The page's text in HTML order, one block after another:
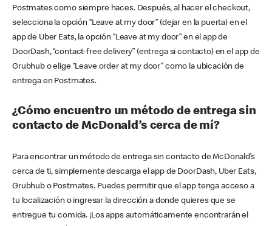
Postmates como siempre haces. Después, al hacer el checkout,
selecciona la opción “Leave at my door” (dejar en la puerta) en el
app de Uber Eats, la opción “Leave at my door” en el app de
DoorDash, “contact-free delivery” (entrega si contacto) en el app de
Grubhub o elige “Leave order at my door” como la ubicación de
entrega en Postmates.
¿Cómo encuentro un método de entrega sin
contacto de McDonald’s cerca de mí?
Para encontrar un método de entrega sin contacto de McDonald’s
cerca de ti, simplemente descarga el app de DoorDash, Uber Eats,
Grubhub o Postmates. Puedes permitir que el app tenga acceso a
tu localización o ingresar la dirección a donde quieres que se
entregue tu comida. ¡Los apps automáticamente encontrarán el